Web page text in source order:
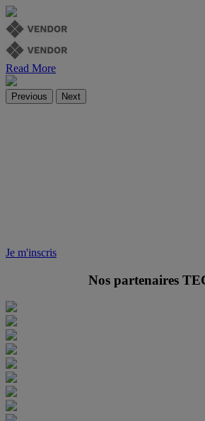
Read More
Previous Next
Je m'inscris
Nos partenaires